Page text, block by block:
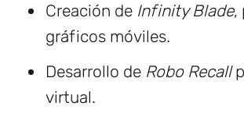
Creación de Infinity Blade,
gráficos móviles.
Desarrollo de Robo Recall
virtual.